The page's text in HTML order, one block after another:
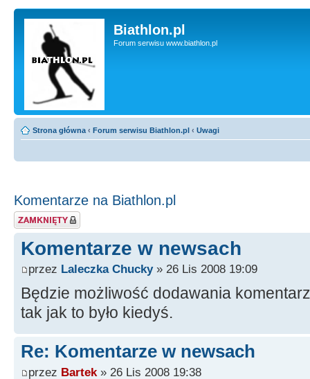
Biathlon.pl
Forum serwisu www.biathlon.pl
Strona główna ‹ Forum serwisu Biathlon.pl ‹ Uwagi
Komentarze na Biathlon.pl
Zablokowany temat
Komentarze w newsach
przez Laleczka Chucky» 26 Lis 2008 19:09
Będzie możliwość dodawania
tak jak to było kiedyś.
Re: Komentarze w newsach
przez Bartek » 26 Lis 2008 19:38